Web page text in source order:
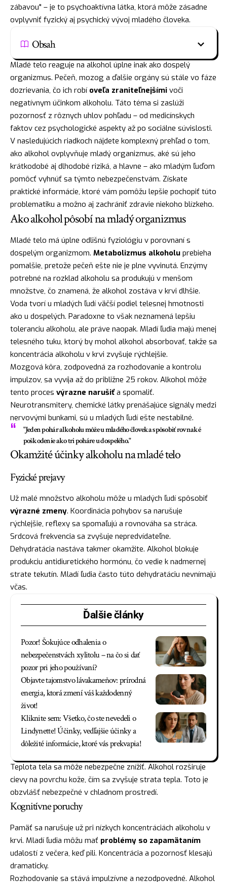
zábavou" – je to psychoaktívna látka, ktorá môže zásadne
ovplyvniť fyzický aj psychický vývoj mladého človeka.
Obsah
Mladé telo reaguje na alkohol úplne inak ako dospelý
organizmus. Pečeň, mozog a ďalšie orgány sú stále vo fáze
dozrievania, čo ich robí oveľa zraniteľnejšími voči
negatívnym účinkom alkoholu. Táto téma si zaslúži
pozornosť z rôznych uhlov pohľadu – od medicínskych
faktov cez psychologické aspekty až po sociálne súvislosti.
V nasledujúcich riadkoch nájdete komplexný prehľad o tom,
ako alkohol ovplyvňuje mladý organizmus, aké sú jeho
krátkodobé aj dlhodobé riziká, a hlavne – ako mladým ľuďom
pomôcť vyhnúť sa týmto nebezpečenstvám. Získate
praktické informácie, ktoré vám pomôžu lepšie pochopiť túto
problematiku a možno aj zachrániť zdravie niekoho blízkeho.
Ako alkohol pôsobí na mladý organizmus
Mladé telo má úplne odlišnú fyziológiu v porovnaní s
dospelým organizmom. Metabolizmus alkoholu prebieha
pomalšie, pretože pečeň ešte nie je plne vyvinutá. Enzýmy
potrebné na rozklad alkoholu sa produkujú v menšom
množstve, čo znamená, že alkohol zostáva v krvi dlhšie.
Voda tvorí u mladých ľudí väčší podiel telesnej hmotnosti
ako u dospelých. Paradoxne to však neznamená lepšiu
toleranciu alkoholu, ale práve naopak. Mladí ľudia majú menej
telesného tuku, ktorý by mohol alkohol absorbovať, takže sa
koncentrácia alkoholu v krvi zvyšuje rýchlejšie.
Mozgová kôra, zodpovedná za rozhodovanie a kontrolu
impulzov, sa vyvíja až do približne 25 rokov. Alkohol môže
tento proces výrazne narušiťa spomaliť.
Neurotransmitery, chemické látky prenášajúce signály medzi
nervovými bunkami, sú u mladých ľudí ešte nestabilné.
"Jeden pohár alkoholu môže u mladého človeka spôsobiť rovnaké
poškodenie ako tri poháre u dospelého."
Okamžité účinky alkoholu na mladé telo
Fyzické prejavy
Už malé množstvo alkoholu môže u mladých ľudí spôsobiť
výrazné zmeny. Koordinácia pohybov sa narušuje
rýchlejšie, reflexy sa spomaľujú a rovnováha sa stráca.
Srdcová frekvencia sa zvyšuje nepredvídateľne.
Dehydratácia nastáva takmer okamžite. Alkohol blokuje
produkciu antidiuretického hormónu, čo vedie k nadmernej
strate tekutín. Mladí ľudia často túto dehydratáciu nevnímajú
včas.
Ďalšie články
Pozor! Šokujúce odhalenia o
nebezpečenstvách xylitolu – na čo si dať
pozor pri jeho používaní?
Objavte tajomstvo lávakameňov: prírodná
energia, ktorá zmení váš každodenný
život!
Kliknite sem: Všetko, čo ste nevedeli o
Lindynette! Účinky, vedľajšie účinky a
dôležité informácie, ktoré vás prekvapia!
Teplota tela sa môže nebezpečne znížiť. Alkohol rozširuje
cievy na povrchu kože, čím sa zvyšuje strata tepla. Toto je
obzvlášť nebezpečné v chladnom prostredí.
Kognitívne poruchy
Pamäť sa narušuje už pri nízkych koncentráciách alkoholu v
krvi. Mladí ľudia môžu mať problémy so zapamätaním
udalostí z večera, keď pili. Koncentrácia a pozornosť klesajú
dramaticky.
Rozhodovanie sa stává impulzívne a nezodpovedné. Alkohol